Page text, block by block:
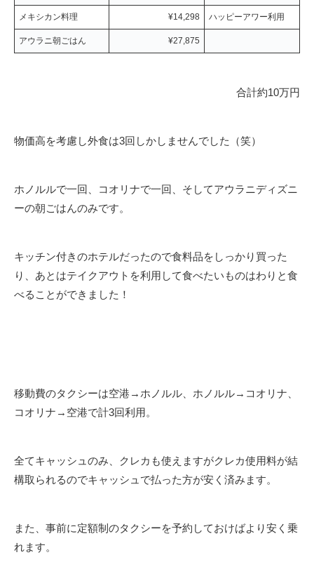
メキシカン料理 ¥14,298 ハッピーアワー利用
アウラニ朝ごはん ¥27,875
合計約10万円
物価高を考慮し外食は3回しかしませんでした（笑）
ホノルルで一回、コオリナで一回、そしてアウラニディズニ
ーの朝ごはんのみです。
キッチン付きのホテルだったので食料品をしっかり買った
り、あとはテイクアウトを利用して食べたいものはわりと食
べることができました！
移動費のタクシーは空港→ホノルル、ホノルル→コオリナ、
コオリナ→空港で計3回利用。
全てキャッシュのみ、クレカも使えますがクレカ使用料が結
構取られるのでキャッシュで払った方が安く済みます。
また、事前に定額制のタクシーを予約しておけばより安く乗
れます。